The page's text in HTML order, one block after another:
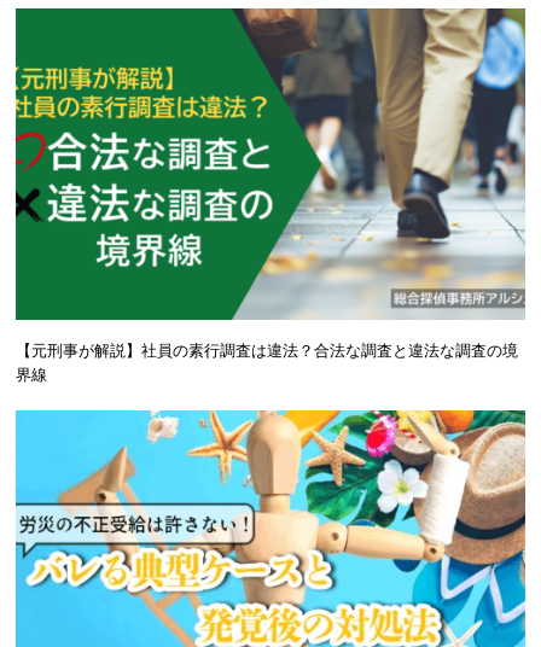
【元刑事が解説】社員の素行調査は違法？合法な調査と違法な調査の境
界線